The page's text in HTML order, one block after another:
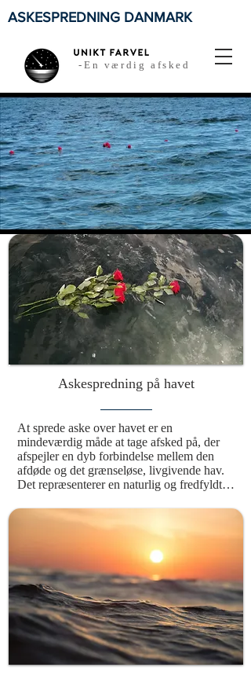
-En værdig afsked
ASKESPREDNING DANMARK
Askespredning på havet
At sprede aske over havet er en
mindeværdig måde at tage afsked på, der
afspejler en dyb forbindelse mellem den
afdøde og det grænseløse, livgivende hav.
Det repræsenterer en naturlig og fredfyldt
bringer den afdøde videre i en evig cyklus.
Denne smukke og værdige ceremoni giver
mulighed for at ære den afdøde på det sted,
hvor asken bliver spredt. Med vinden som
bærer og bølgerne som vugge bliver mindet
om den afdøde en del af havets evige
rytme, hvilket skaber en varig forbindelse til
naturen og universet. Det er en handling,
der ikke blot symboliserer afslutningen på
et liv, men også en fortsættelse i en større
sammenhæng, hvor havet omslutter
minderne og holder dem levende.